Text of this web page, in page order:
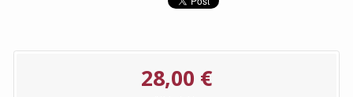
28,00 €